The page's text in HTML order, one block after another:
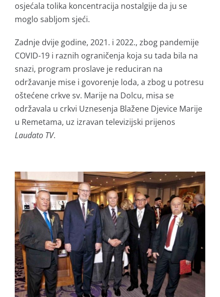
osjećala tolika koncentracija nostalgije da ju se
moglo sabljom sjeći.
Zadnje dvije godine, 2021. i 2022., zbog pandemije
COVID-19 i raznih ograničenja koja su tada bila na
snazi, program proslave je reduciran na
održavanje mise i govorenje loda, a zbog u potresu
oštećene crkve sv. Marije na Dolcu, misa se
održavala u crkvi Uznesenja Blažene Djevice Marije
u Remetama, uz izravan televizijski prijenos
Laudato TV.